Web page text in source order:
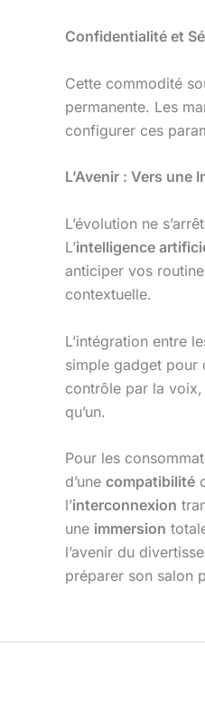
Confidentialité et
Cette commodité
permanente. Les
configurer ces
L’Avenir : Vers
L’évolution ne
L’intelligence
anticiper vos
contextuelle.
L’intégration entre
simple gadget pour
contrôle par la
qu’un.
Pour les
d’une compatibilité
l’interconnexion
une immersion
l’avenir du
préparer son salon